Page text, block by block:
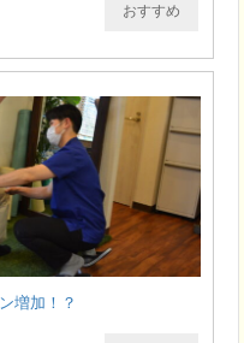
おすすめ
増加！？